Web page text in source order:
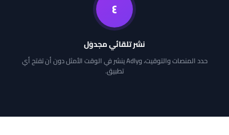
٤
نشر تلقائي مجدوَل
حدد المنصات والتوقيت، وAdly ينشر في الوقت الأمثل دون أن تفتح أي
تطبيق.